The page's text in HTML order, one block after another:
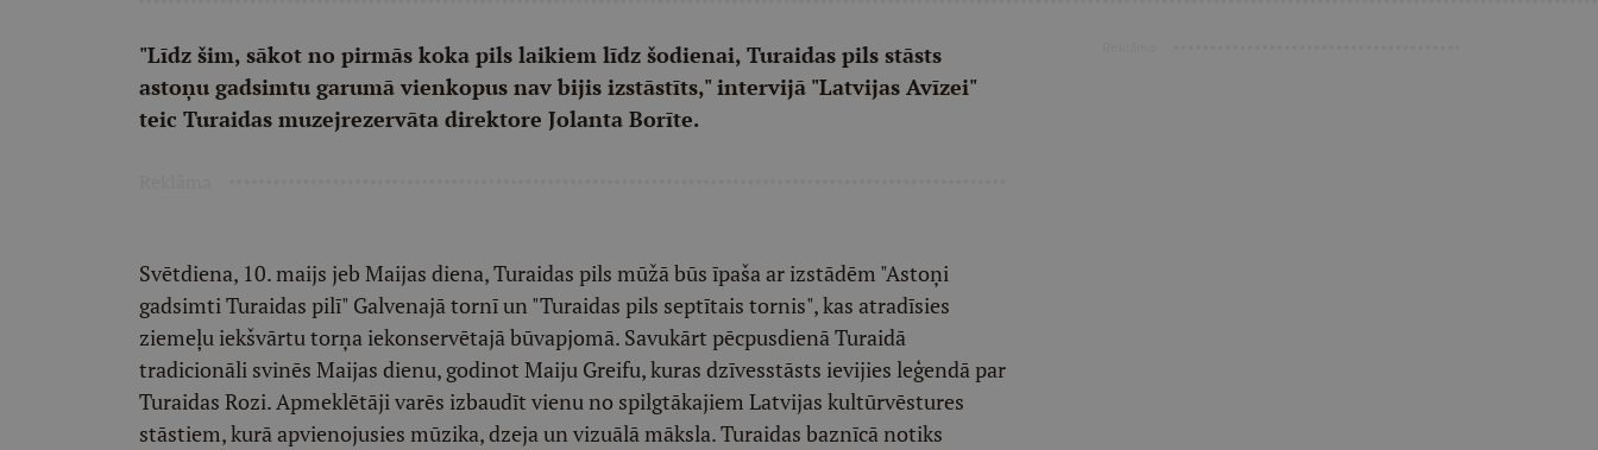
"Līdz šim, sākot no pirmās koka pils laikiem līdz šodienai, Turaidas pils stāsts
astoņu gadsimtu garumā vienkopus nav bijis izstāstīts," intervijā "Latvijas Avīzei"
teic Turaidas muzejrezervāta direktore Jolanta Borīte.
Svētdiena, 10. maijs jeb Maijas diena, Turaidas pils mūžā būs īpaša ar izstādēm "Astoņi
gadsimti Turaidas pilī" Galvenajā tornī un "Turaidas pils septītais tornis", kas atradīsies
ziemeļu iekšvārtu torņa iekonservētajā būvapjomā. Savukārt pēcpusdienā Turaidā
tradicionāli svinēs Maijas dienu, godinot Maiju Greifu, kuras dzīvesstāsts ievijies leģendā par
Turaidas Rozi. Apmeklētāji varēs izbaudīt vienu no spilgtākajiem Latvijas kultūrvēstures
stāstiem, kurā apvienojusies mūzika, dzeja un vizuālā māksla. Turaidas baznīcā notiks